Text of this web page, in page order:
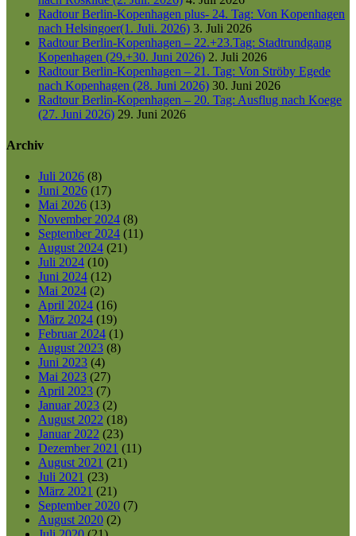
Radtour Berlin-Kopenhagen plus- 24. Tag: Von Kopenhagen
nach Helsingoer(1. Juli. 2026) 3. Juli 2026
Radtour Berlin-Kopenhagen – 22.+23.Tag: Stadtrundgang
Kopenhagen (29.+30. Juni 2026) 2. Juli 2026
Radtour Berlin-Kopenhagen – 21. Tag: Von Ströby Egede
nach Kopenhagen (28. Juni 2026) 30. Juni 2026
Radtour Berlin-Kopenhagen – 20. Tag: Ausflug nach Koege
(27. Juni 2026) 29. Juni 2026
Archiv
Juli 2026 (8)
Juni 2026 (17)
Mai 2026 (13)
November 2024 (8)
September 2024 (11)
August 2024 (21)
Juli 2024 (10)
Juni 2024 (12)
Mai 2024 (2)
April 2024 (16)
März 2024 (19)
Februar 2024 (1)
August 2023 (8)
Juni 2023 (4)
Mai 2023 (27)
April 2023 (7)
Januar 2023 (2)
August 2022 (18)
Januar 2022 (23)
Dezember 2021 (11)
August 2021 (21)
Juli 2021 (23)
März 2021 (21)
September 2020 (7)
August 2020 (2)